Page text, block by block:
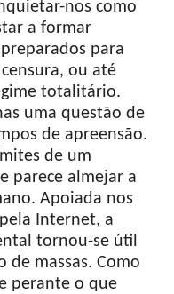
nos como
a formar
para
ou até
totalitário.
uma questão de
de apreensão.
de um
parece almejar a
Apoiada nos
Internet, a
tornou-se útil
de massas. Como
perante o que